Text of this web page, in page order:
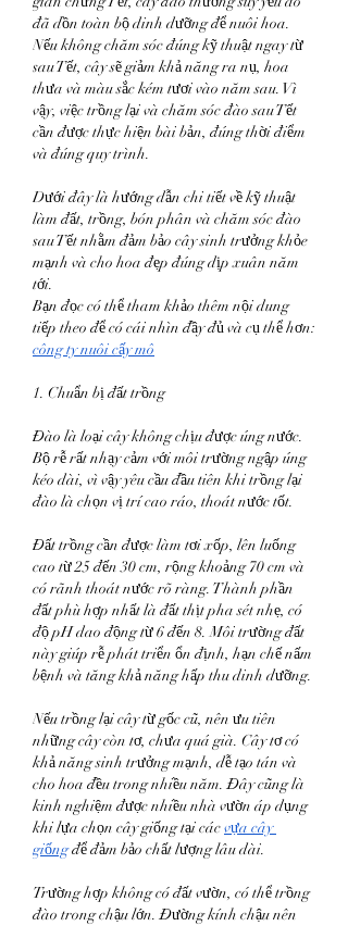
đã dồn toàn bộ dinh dưỡng để nuôi hoa.
Nếu không chăm sóc đúng kỹ thuật ngay từ
sau Tết, cây sẽ giảm khả năng ra nụ, hoa
thưa và màu sắc kém tươi vào năm sau. Vì
vậy, việc trồng lại và chăm sóc đào sau Tết
cần được thực hiện bài bản, đúng thời điểm
và đúng quy trình.
Dưới đây là hướng dẫn chi tiết về kỹ thuật
làm đất, trồng, bón phân và chăm sóc đào
sau Tết nhằm đảm bảo cây sinh trưởng khỏe
mạnh và cho hoa đẹp đúng dịp xuân năm
tới.
Bạn đọc có thể tham khảo thêm nội dung
công ty nuôi cấy mô
1. Chuẩn bị đất trồng
Đào là loại cây không chịu được úng nước.
Bộ rễ rất nhạy cảm với môi trường ngập úng
kéo dài, vì vậy yêu cầu đầu tiên khi trồng lại
đào là chọn vị trí cao ráo, thoát nước tốt.
Đất trồng cần được làm tơi xốp, lên luống
cao từ 25 đến 30 cm, rộng khoảng 70 cm và
có rãnh thoát nước rõ ràng. Thành phần
đất phù hợp nhất là đất thịt pha sét nhẹ, có
độ pH dao động từ 6 đến 8. Môi trường đất
này giúp rễ phát triển ổn định, hạn chế nấm
bệnh và tăng khả năng hấp thu dinh dưỡng.
Nếu trồng lại cây từ gốc cũ, nên ưu tiên
những cây còn tơ, chưa quá già. Cây tơ có
khả năng sinh trưởng mạnh, dễ tạo tán và
cho hoa đều trong nhiều năm. Đây cũng là
kinh nghiệm được nhiều nhà vườn áp dụng
khi lựa chọn cây giống tại các vựa cây
giống để đảm bảo chất lượng lâu dài.
Trường hợp không có đất vườn, có thể trồng
đào trong chậu lớn. Đường kính chậu nên